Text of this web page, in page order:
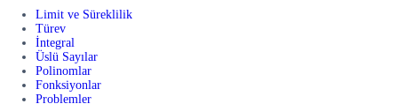
Limit ve Süreklilik
Türev
İntegral
Üslü Sayılar
Polinomlar
Fonksiyonlar
Problemler